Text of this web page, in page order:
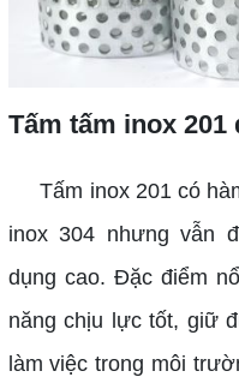
Tấm tấm inox 201
Tấm inox 201 có
inox 304 nhưng vẫn
dụng cao. Đặc điểm
năng chịu lực tốt, giữ
làm việc trong môi